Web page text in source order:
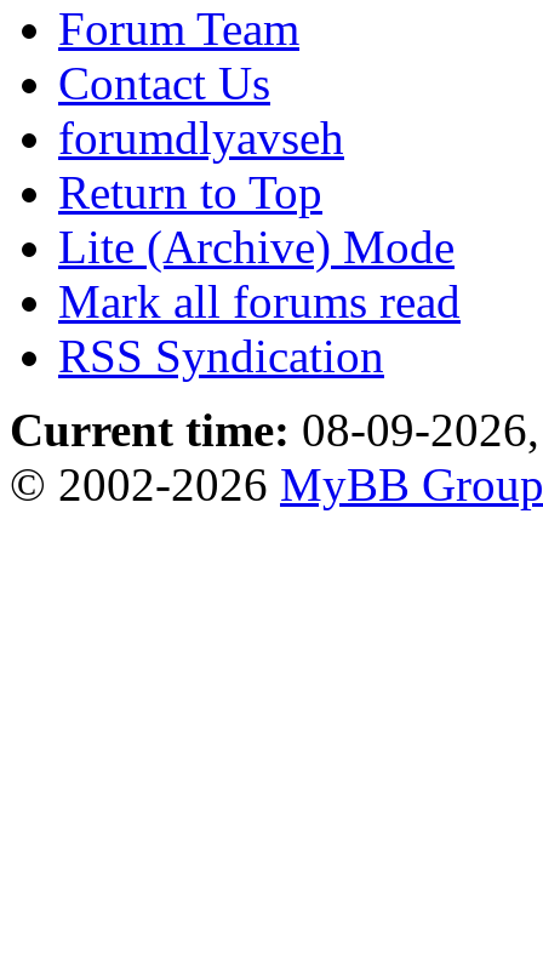
Forum Team
Contact Us
forumdlyavseh
Return to Top
Lite (Archive) Mode
Mark all forums read
RSS Syndication
Current time: 08-09-
© 2002-2026 MyBB Group